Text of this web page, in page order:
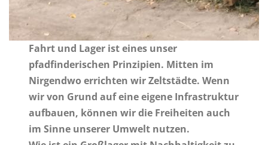
Fahrt und Lager ist eines unser
pfadfinderischen Prinzipien. Mitten im
Nirgendwo errichten wir Zeltstädte. Wenn
wir von Grund auf eine eigene Infrastruktur
aufbauen, können wir die Freiheiten auch
im Sinne unserer Umwelt nutzen.